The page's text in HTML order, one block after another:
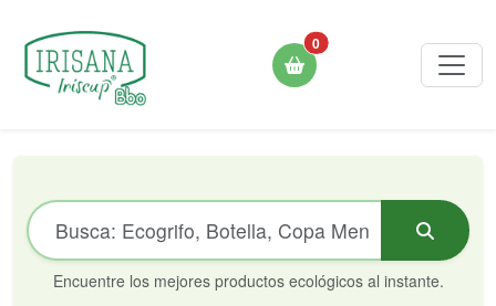
0
Encuentre los mejores productos ecológicos al instante.